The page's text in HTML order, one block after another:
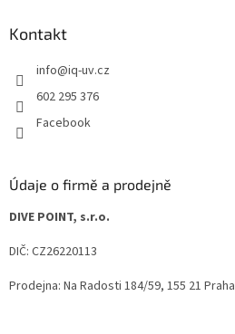
Kontakt
info@iq-uv.cz
602 295 376
Facebook
Údaje o firmě a prodejně
DIVE POINT, s.r.o.
DIČ: CZ26220113
Prodejna: Na Radosti 184/59, 155 21 Praha